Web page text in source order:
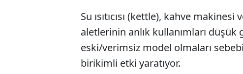
Su ısıtıcısı (kettle), kahve
aletlerinin anlık kullanımları düşük
eski/verimsiz model olmaları
birikimli etki yaratıyor.